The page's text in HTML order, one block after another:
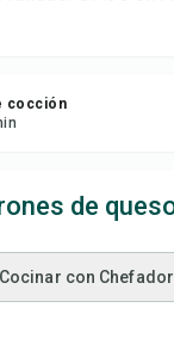
cocción
de
Cocinar con